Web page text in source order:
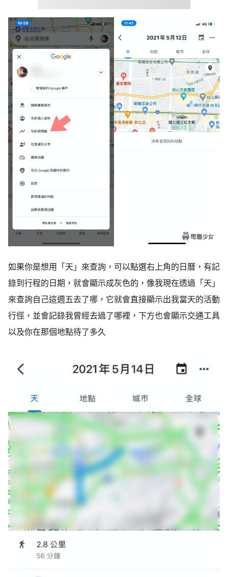
如果你是想用「天」來查詢，可以點選右上角的日曆，有記
錄到行程的日期，就會顯示成灰色的，像我現在透過「天」
來查詢自己這週五去了哪，它就會直接顯示出我當天的活動
行徑，並會記錄我曾經去過了哪裡，下方也會顯示交通工具
以及你在那個地點待了多久